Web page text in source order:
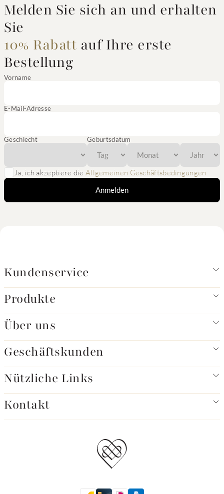
Melden Sie sich an und erhalten
Sie
10% Rabatt auf Ihre erste
Bestellung
Vorname
E-Mail-Adresse
Geschlecht Geburtsdatum
Ja, ich akzeptiere die Allgemeinen Geschäftsbedingungen
Anmelden
Kundenservice
Produkte
Über uns
Geschäftskunden
Nützliche Links
Kontakt